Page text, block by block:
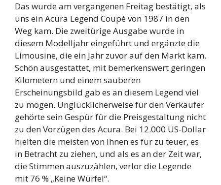
Das wurde am vergangenen Freitag bestätigt, als
uns ein Acura Legend Coupé von 1987 in den
Weg kam. Die zweitürige Ausgabe wurde in
diesem Modelljahr eingeführt und ergänzte die
Limousine, die ein Jahr zuvor auf den Markt kam.
Schön ausgestattet, mit bemerkenswert geringen
Kilometern und einem sauberen
Erscheinungsbild gab es an diesem Legend viel
zu mögen. Unglücklicherweise für den Verkäufer
gehörte sein Gespür für die Preisgestaltung nicht
zu den Vorzügen des Acura. Bei 12.000 US-Dollar
hielten die meisten von Ihnen es für zu teuer, es
in Betracht zu ziehen, und als es an der Zeit war,
die Stimmen auszuzählen, verlor die Legende
mit 76 % „Keine Würfel“.